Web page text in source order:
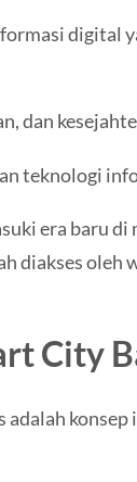
digital
dan
teknologi
era baru
diakses oleh
City
adalah